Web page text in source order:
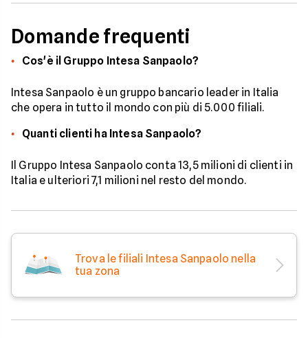
Domande frequenti
Cos'è il Gruppo Intesa Sanpaolo?
Intesa Sanpaolo è un gruppo bancario leader in Italia
che opera in tutto il mondo con più di 5.000 filiali.
Quanti clienti ha Intesa Sanpaolo?
Il Gruppo Intesa Sanpaolo conta 13,5 milioni di clienti in
Italia e ulteriori 7,1 milioni nel resto del mondo.
Trova le filiali Intesa Sanpaolo nella
tua zona